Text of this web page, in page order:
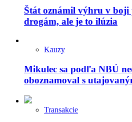
Štát oznámil výhru v
drogám, ale je to ilúzia
Kauzy
Mikulec sa podľa NBÚ
oboznamoval s
Transakcie